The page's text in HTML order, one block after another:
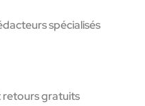
spécialisés
retours gratuits